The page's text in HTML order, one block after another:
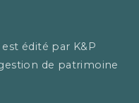
édité par K&P
de patrimoine